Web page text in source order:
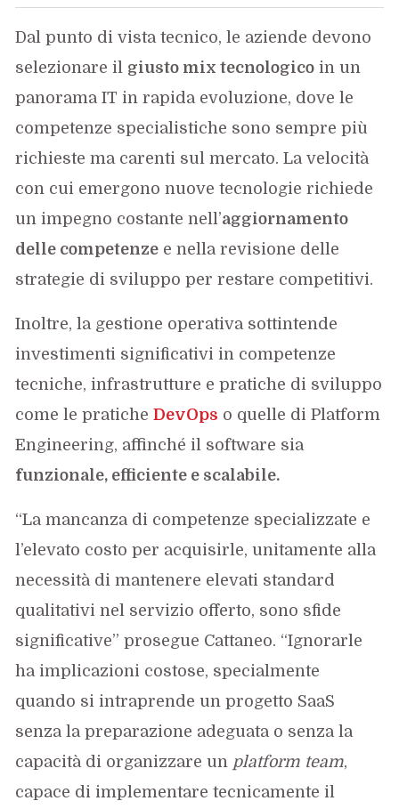
Dal punto di vista tecnico, le aziende devono
selezionare il giusto mix tecnologico in un
panorama IT in rapida evoluzione, dove le
competenze specialistiche sono sempre più
richieste ma carenti sul mercato. La velocità
con cui emergono nuove tecnologie richiede
un impegno costante nell’aggiornamento
delle competenze e nella revisione delle
strategie di sviluppo per restare competitivi.
Inoltre, la gestione operativa sottintende
investimenti significativi in competenze
tecniche, infrastrutture e pratiche di sviluppo
come le praticheDevOps o quelle di Platform
Engineering, affinché il software sia
funzionale, efficiente e scalabile.
“La mancanza di competenze specializzate e
l’elevato costo per acquisirle, unitamente alla
necessità di mantenere elevati standard
qualitativi nel servizio offerto, sono sfide
significative” prosegue Cattaneo. “Ignorarle
ha implicazioni costose, specialmente
quando si intraprende un progetto SaaS
senza la preparazione adeguata o senza la
capacità di organizzare un platform team,
capace di implementare tecnicamente il